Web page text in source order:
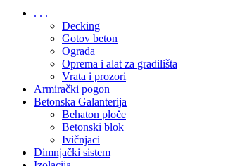
. . .
Decking
Gotov beton
Ograda
Oprema i alat za gradilišta
Vrata i prozori
Armirački pogon
Betonska Galanterija
Behaton ploče
Betonski blok
Ivičnjaci
Dimnjački sistem